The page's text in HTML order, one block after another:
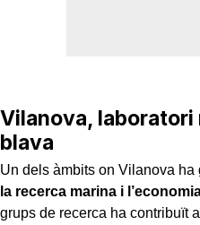
Vilanova, laboratori
blava
Un dels àmbits on Vilanova
la recerca marina i
grups de recerca ha contribuït